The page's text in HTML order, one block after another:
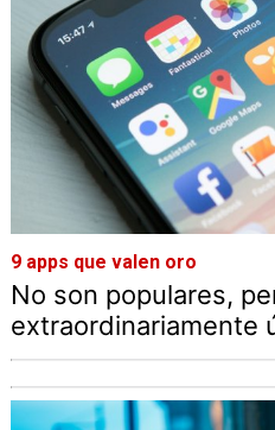
9 apps que valen oro
No son populares,
extraordinariamente